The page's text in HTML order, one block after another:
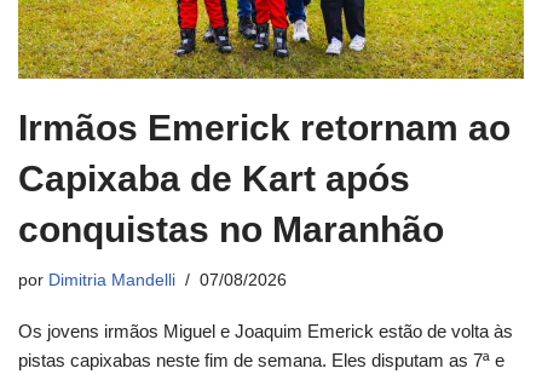
Irmãos Emerick retornam ao
Capixaba de Kart após
conquistas no Maranhão
por Dimitria Mandelli 07/08/2026
Os jovens irmãos Miguel e Joaquim Emerick estão de volta às
pistas capixabas neste fim de semana. Eles disputam as 7ª e